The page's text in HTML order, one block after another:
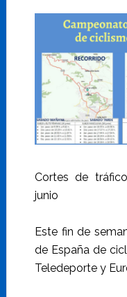
Cortes de
junio
Este fin de
de España de
Teledeporte y